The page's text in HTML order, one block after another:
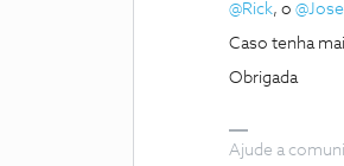
@Rick, o
Caso tenha
Obrigada
Ajude a